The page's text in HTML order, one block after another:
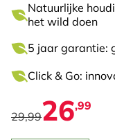
Natuurlijke
het wild doen
5 jaar garantie:
Click & Go:
29,9926,99